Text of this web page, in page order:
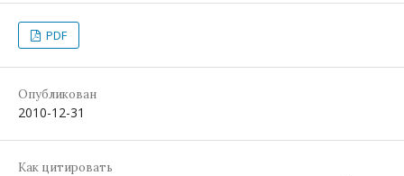
PDF
Опубликован
2010-12-31
Как цитировать